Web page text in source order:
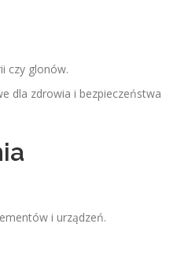
czy glonów.
dla zdrowia i bezpieczeństwa
i urządzeń.